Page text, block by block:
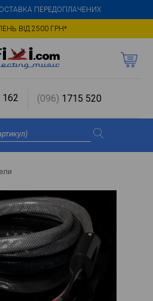
ПЕРЕДОПЛАЧЕНИХ
ВІД 2500 ГРН*
162 (096) 1715 520